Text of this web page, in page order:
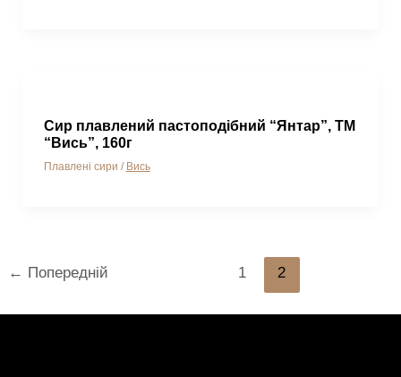
Сир плавлений пастоподібний “Янтар”, ТМ
“Вись”, 160г
Плавлені сири / Вись
Пагінація
← Попередній 1 2